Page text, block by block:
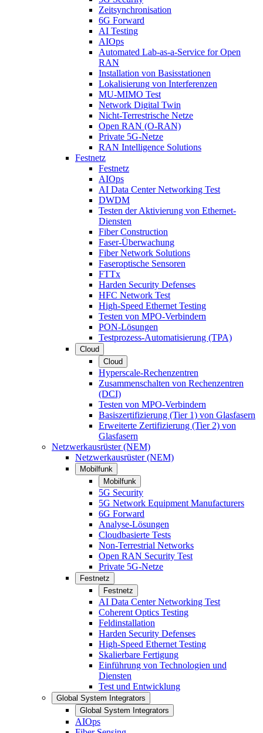
Zeitsynchronisation
6G Forward
AI Testing
AIOps
Automated Lab-as-a-Service for Open
RAN
Installation von Basisstationen
Lokalisierung von Interferenzen
MU-MIMO Test
Network Digital Twin
Nicht-Terrestrische Netze
Open RAN (O-RAN)
Private 5G-Netze
RAN Intelligence Solutions
Festnetz
Festnetz
AIOps
AI Data Center Networking Test
DWDM
Testen der Aktivierung von Ethernet-
Diensten
Fiber Construction
Faser-Überwachung
Fiber Network Solutions
Faseroptische Sensoren
FTTx
Harden Security Defenses
HFC Network Test
High-Speed Ethernet Testing
Testen von MPO-Verbindern
PON-Lösungen
Testprozess-Automatisierung (TPA)
Cloud
Cloud
Hyperscale-Rechenzentren
Zusammenschalten von Rechenzentren
(DCI)
Testen von MPO-Verbindern
Basiszertifizierung (Tier 1) von Glasfasern
Erweiterte Zertifizierung (Tier 2) von
Glasfasern
Netzwerkausrüster (NEM)
Netzwerkausrüster (NEM)
Mobilfunk
Mobilfunk
5G Security
5G Network Equipment Manufacturers
6G Forward
Analyse-Lösungen
Cloudbasierte Tests
Non-Terrestrial Networks
Open RAN Security Test
Private 5G-Netze
Festnetz
Festnetz
AI Data Center Networking Test
Coherent Optics Testing
Feldinstallation
Harden Security Defenses
High-Speed Ethernet Testing
Skalierbare Fertigung
Einführung von Technologien und
Diensten
Test und Entwicklung
Global System Integrators
Global System Integrators
AIOps